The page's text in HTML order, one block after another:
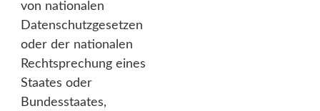
von nationalen
Datenschutzgesetzen
oder der nationalen
Rechtsprechung eines
Staates oder
Bundesstaates,